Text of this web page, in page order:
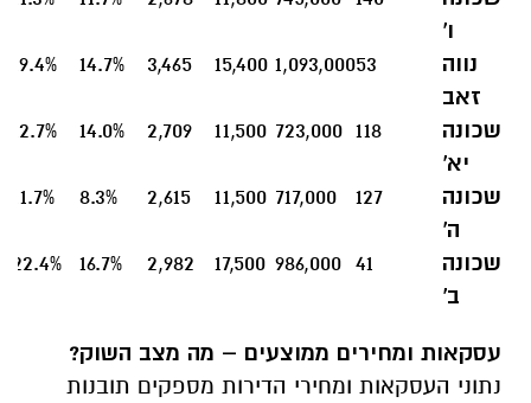
ו'
נווה
זאב
53
1,093,000
15,400
3,465
14.7%
19.4%
שכונה
יא'
118
723,000
11,500
2,709
14.0%
12.7%
שכונה
ה'
127
717,000
11,500
2,615
8.3%
11.7%
שכונה
ב'
41
986,000
17,500
2,982
16.7%
22.4%
עסקאות ומחירים ממוצעים – מה מצב השוק?
נתוני העסקאות ומחירי הדירות מספקים תובנות